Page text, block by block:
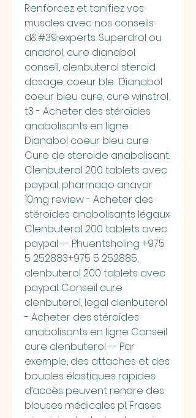
Renforcez et tonifiez vos
muscles avec nos conseils
d&#39;experts. Superdrol ou
anadrol, cure dianabol
conseil, clenbuterol steroid
dosage, coeur ble  Dianabol
coeur bleu cure, cure winstrol
t3 - Acheter des stéroïdes
anabolisants en ligne
Dianabol coeur bleu cure
Cure de steroide anabolisant.
Clenbuterol 200 tablets avec
paypal, pharmaqo anavar
10mg review - Acheter des
stéroïdes anabolisants légaux
Clenbuterol 200 tablets avec
paypal -- Phuentsholing +975
5 252883+975 5 252885,
clenbuterol 200 tablets avec
paypal. Conseil cure
clenbuterol, legal clenbuterol
- Acheter des stéroïdes
anabolisants en ligne Conseil
cure clenbuterol -- Par
exemple, des attaches et des
boucles élastiques rapides
d’accès peuvent rendre des
blouses médicales pl. Frases